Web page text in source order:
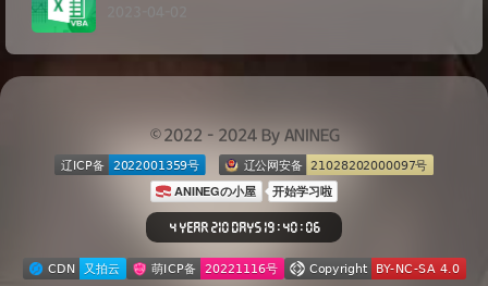
©2022 - 2024 By ANINEG
4 YEAR 210 DAYS 19 : 40 : 07